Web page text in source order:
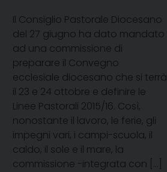
Il Consiglio Pastorale Diocesano
del 27 giugno ha dato mandato
ad una commissione di
preparare il Convegno
ecclesiale diocesano che si terrà
il 23 e 24 ottobre e definire le
Linee Pastorali 2015/16. Così,
nonostante il lavoro, le ferie, gli
impegni vari, i campi-scuola, il
caldo, il sole e il mare, la
commissione -integrata con […]